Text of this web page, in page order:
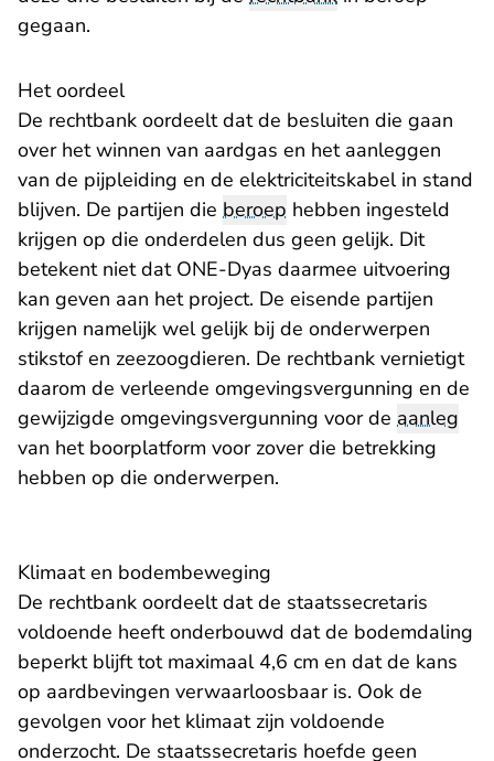
gegaan.
Het oordeel
De rechtbank oordeelt dat de besluiten die gaan
over het winnen van aardgas en het aanleggen
van de pijpleiding en de elektriciteitskabel in stand
blijven. De partijen die beroep hebben ingesteld
krijgen op die onderdelen dus geen gelijk. Dit
betekent niet dat ONE-Dyas daarmee uitvoering
kan geven aan het project. De eisende partijen
krijgen namelijk wel gelijk bij de onderwerpen
stikstof en zeezoogdieren. De rechtbank vernietigt
daarom de verleende omgevingsvergunning en de
gewijzigde omgevingsvergunning voor de aanleg
van het boorplatform voor zover die betrekking
hebben op die onderwerpen.
Klimaat en bodembeweging
De rechtbank oordeelt dat de staatssecretaris
voldoende heeft onderbouwd dat de bodemdaling
beperkt blijft tot maximaal 4,6 cm en dat de kans
op aardbevingen verwaarloosbaar is. Ook de
gevolgen voor het klimaat zijn voldoende
onderzocht. De staatssecretaris hoefde geen